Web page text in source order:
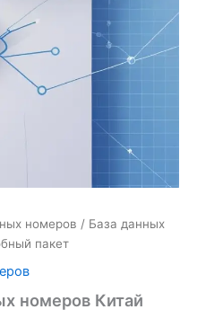
номеров / База данных
пакет
номеров Китай